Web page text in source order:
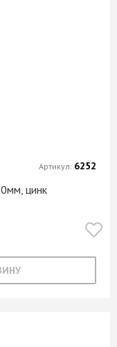
цинк
Артикул: 6252